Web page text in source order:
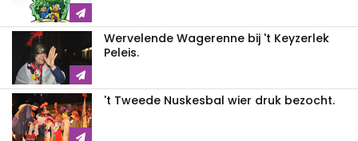
Wervelende Wagerenne bij 't Keyzerlek
Peleis.
't Tweede Nuskesbal wier druk bezocht.